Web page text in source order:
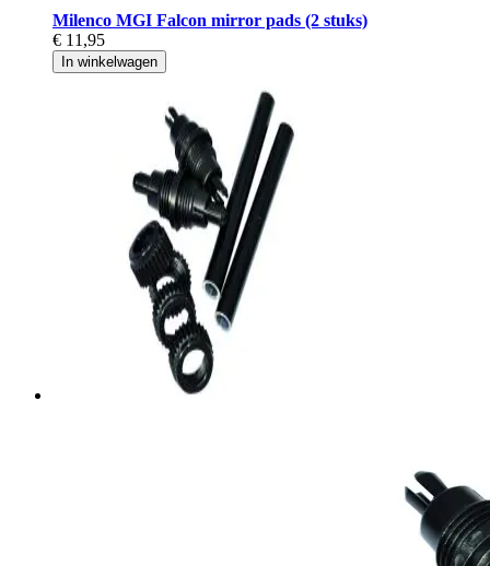
Milenco MGI Falcon mirror pads (2 stuks)
€ 11,95
In winkelwagen